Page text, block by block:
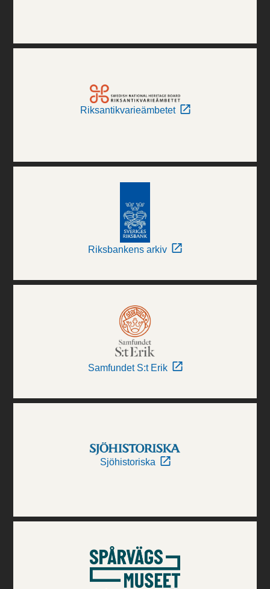
Riksantikvarieämbetet
Riksbankens arkiv
Samfundet S:t Erik
Sjöhistoriska